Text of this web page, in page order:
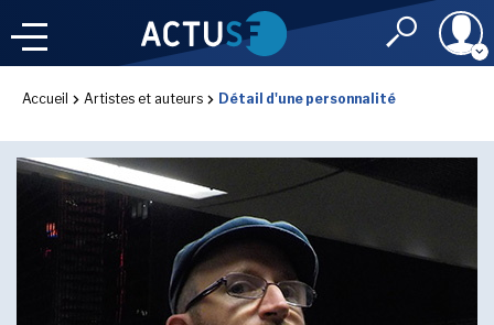
Identifiant
Mot de passe
Rester
NOSRUBRIQUES
Accueil Artistes et auteurs Détail d'une personnalité